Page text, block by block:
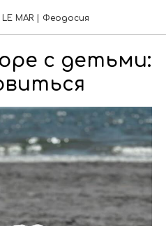
MAR | Феодосия
с детьми: